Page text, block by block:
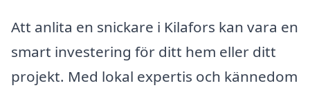
Att anlita en snickare i Kilafors kan vara en
smart investering för ditt hem eller ditt
projekt. Med lokal expertis och kännedom